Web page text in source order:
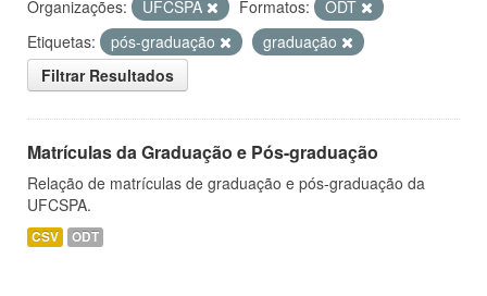
Organizações: UFCSPA Formatos:
ODT
Etiquetas:
pós-graduação
graduação
Filtrar Resultados
Matrículas da Graduação e Pós-graduação
Relação de matrículas de graduação e pós-graduação da
UFCSPA.
CSV ODT